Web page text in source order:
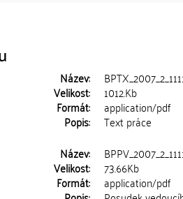
Název:
Velikost: 1012.Kb
Formát: application/pdf
Popis: Text práce
Název:
Velikost: 73.66Kb
Formát: application/pdf